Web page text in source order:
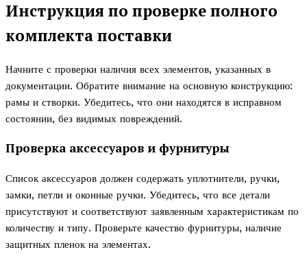
Инструкция по проверке полного
комплекта поставки
Начните с проверки наличия всех элементов, указанных в
документации. Обратите внимание на основную конструкцию:
рамы и створки. Убедитесь, что они находятся в исправном
состоянии, без видимых повреждений.
Проверка аксессуаров и фурнитуры
Список аксессуаров должен содержать уплотнители, ручки,
замки, петли и оконные ручки. Убедитесь, что все детали
присутствуют и соответствуют заявленным характеристикам по
количеству и типу. Проверьте качество фурнитуры, наличие
защитных пленок на элементах.